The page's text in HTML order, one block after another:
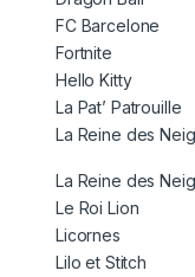
FC Barcelone
Fortnite
Hello Kitty
La Pat’ Patrouille
La Reine des
La Reine des
Le Roi Lion
Licornes
Lilo et Stitch